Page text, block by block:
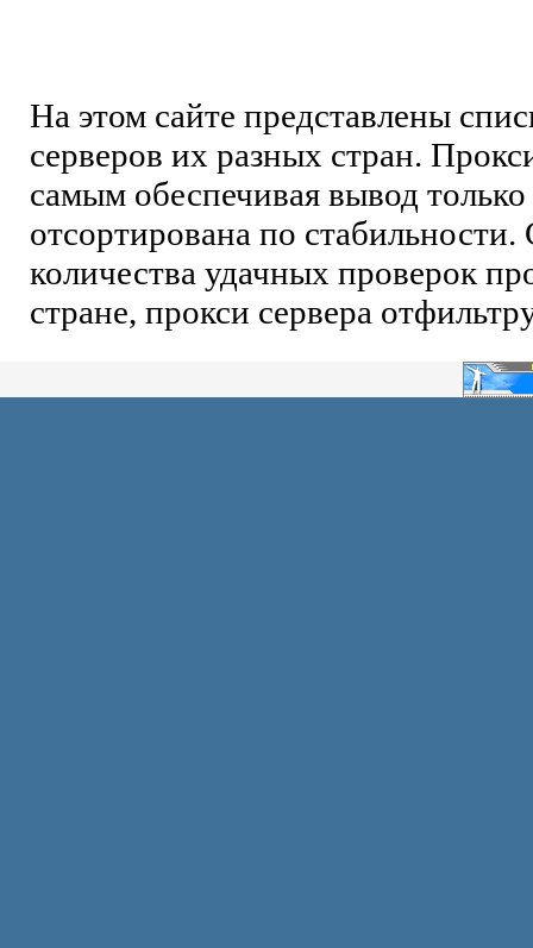
На этом сайте представлены
серверов их разных стран.
самым обеспечивая вывод
отсортирована по стабильности.
количества удачных проверок
стране, прокси сервера